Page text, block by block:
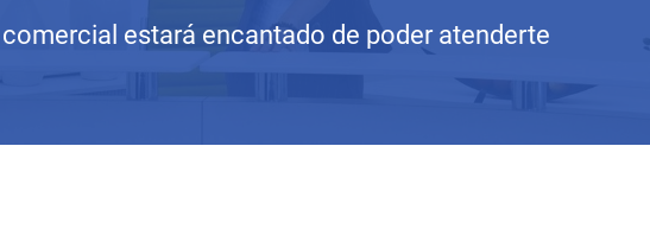
estará encantado de poder atenderte